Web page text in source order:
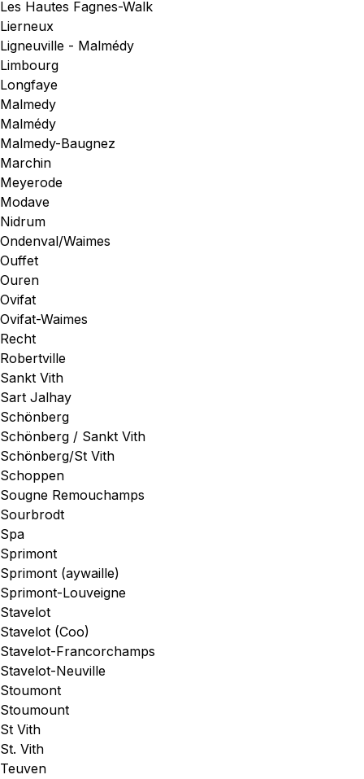
Les Hautes Fagnes-Walk
Lierneux
Ligneuville - Malmédy
Limbourg
Longfaye
Malmedy
Malmédy
Malmedy-Baugnez
Marchin
Meyerode
Modave
Nidrum
Ondenval/Waimes
Ouffet
Ouren
Ovifat
Ovifat-Waimes
Recht
Robertville
Sankt Vith
Sart Jalhay
Schönberg
Schönberg / Sankt Vith
Schönberg/St Vith
Schoppen
Sougne Remouchamps
Sourbrodt
Spa
Sprimont
Sprimont (aywaille)
Sprimont-Louveigne
Stavelot
Stavelot (Coo)
Stavelot-Francorchamps
Stavelot-Neuville
Stoumont
Stoumount
St Vith
St. Vith
Teuven